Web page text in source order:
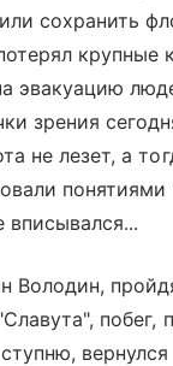
сохранить
крупные
эвакуацию
зрения
не лезет, а
понятиями
вписывался...
Володин,
побег,